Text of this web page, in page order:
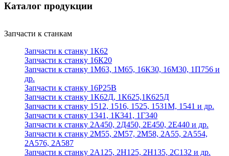
Каталог продукции
Запчасти к станкам
Запчасти к станку 1К62
Запчасти к станку 16К20
Запчасти к станку 1М63, 1М65, 16К30, 16М30, 1П756 и
др.
Запчасти к станку 16Р25В
Запчасти к станку 1К62Д, 1К625,1К625Д
Запчасти к станку 1512, 1516, 1525, 1531М, 1541 и др.
Запчасти к станку 1341, 1К341, 1Г340
Запчасти к станку 2А450, 2Д450, 2Е450, 2Е440 и др.
Запчасти к станку 2М55, 2М57, 2М58, 2А55, 2А554,
2А576, 2А587
Запчасти к станку 2А125, 2Н125, 2Н135, 2С132 и др.